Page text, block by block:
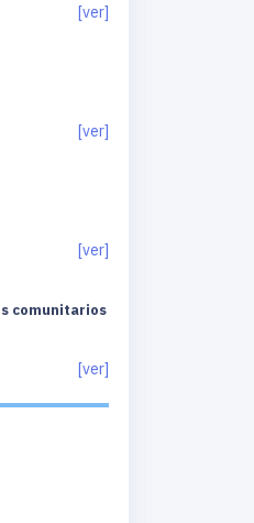
[ver]
[ver]
[ver]
comunitarios
[ver]